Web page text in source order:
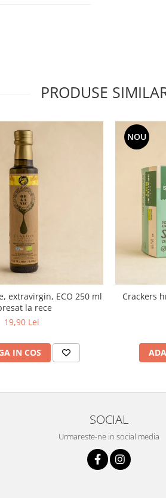
PRODUSE
extravirgin, ECO 250 ml
la rece
19,90 Lei
IN COS
NOU
Crackers
SOCIAL
Urmareste-ne in social media